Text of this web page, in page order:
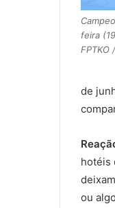
feira
FPTKO
de
hotéis
ou